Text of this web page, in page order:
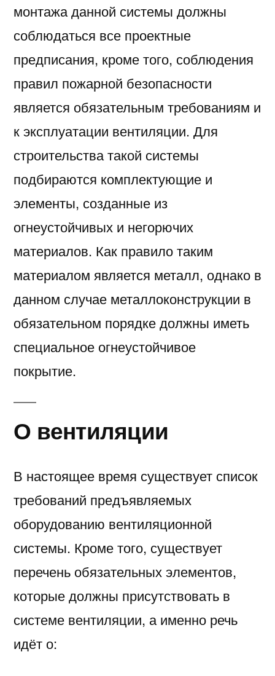
монтажа данной системы должны
соблюдаться все проектные
предписания, кроме того, соблюдения
правил пожарной безопасности
является обязательным требованиям и
к эксплуатации вентиляции. Для
строительства такой системы
подбираются комплектующие и
элементы, созданные из
огнеустойчивых и негорючих
материалов. Как правило таким
материалом является металл, однако в
данном случае металлоконструкции в
обязательном порядке должны иметь
специальное огнеустойчивое
покрытие.
О вентиляции
В настоящее время существует список
требований предъявляемых
оборудованию вентиляционной
системы. Кроме того, существует
перечень обязательных элементов,
которые должны присутствовать в
системе вентиляции, а именно речь
идёт о: